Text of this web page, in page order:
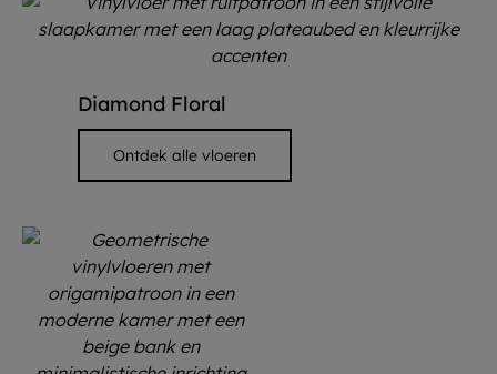
Diamond Floral
Ontdek alle vloeren